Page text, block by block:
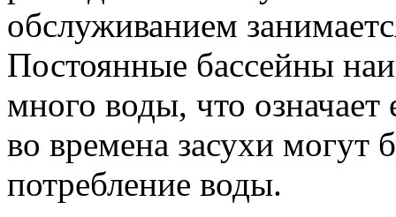
обслуживанием
Постоянные бассейны
много воды, что
во времена засухи могут
потребление воды.